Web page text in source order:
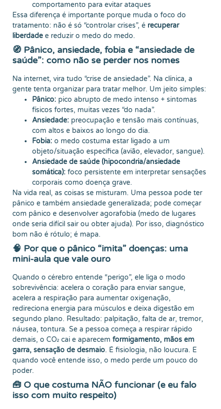
comportamento para evitar ataques
Essa diferença é importante porque muda o foco do
tratamento: não é só “controlar crises”, é recuperar
liberdade e reduzir o medo do medo.
🧭 Pânico, ansiedade, fobia e “ansiedade de
saúde”: como não se perder nos nomes
Na internet, vira tudo “crise de ansiedade”. Na clínica, a
gente tenta organizar para tratar melhor. Um jeito simples:
Pânico: pico abrupto de medo intenso + sintomas
físicos fortes, muitas vezes “do nada”.
Ansiedade: preocupação e tensão mais contínuas,
com altos e baixos ao longo do dia.
Fobia: o medo costuma estar ligado a um
objeto/situação específica (avião, elevador, sangue).
Ansiedade de saúde (hipocondria/ansiedade
somática): foco persistente em interpretar sensações
corporais como doença grave.
Na vida real, as coisas se misturam. Uma pessoa pode ter
pânico e também ansiedade generalizada; pode começar
com pânico e desenvolver agorafobia (medo de lugares
onde seria difícil sair ou obter ajuda). Por isso, diagnóstico
bom não é rótulo; é mapa.
🧠 Por que o pânico “imita” doenças: uma
mini-aula que vale ouro
Quando o cérebro entende “perigo”, ele liga o modo
sobrevivência: acelera o coração para enviar sangue,
acelera a respiração para aumentar oxigenação,
redireciona energia para músculos e deixa digestão em
segundo plano. Resultado: palpitação, falta de ar, tremor,
náusea, tontura. Se a pessoa começa a respirar rápido
demais, o CO₂ cai e aparecem formigamento, mãos em
garra, sensação de desmaio. É fisiologia, não loucura. E
quando você entende isso, o medo perde um pouco do
poder.
🧰 O que costuma NÃO funcionar (e eu falo
isso com muito respeito)